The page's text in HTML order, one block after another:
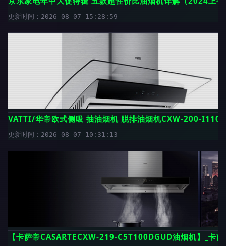
更新时间：2026-08-07 15:28:59
VATTI/华帝欧式侧吸 抽油烟机 脱排油烟机CXW-200-
更新时间：2026-08-07 10:31:13
【卡萨帝CASARTECXW-219-C5T100DGUD油烟机】_卡